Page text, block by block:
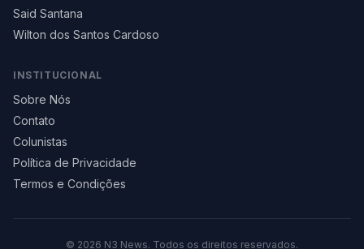
Said Santana
Wilton dos Santos Cardoso
INSTITUCIONAL
Sobre Nós
Contato
Colunistas
Política de Privacidade
Termos e Condições
© 2026 N3 News. Todos os direitos reservados.